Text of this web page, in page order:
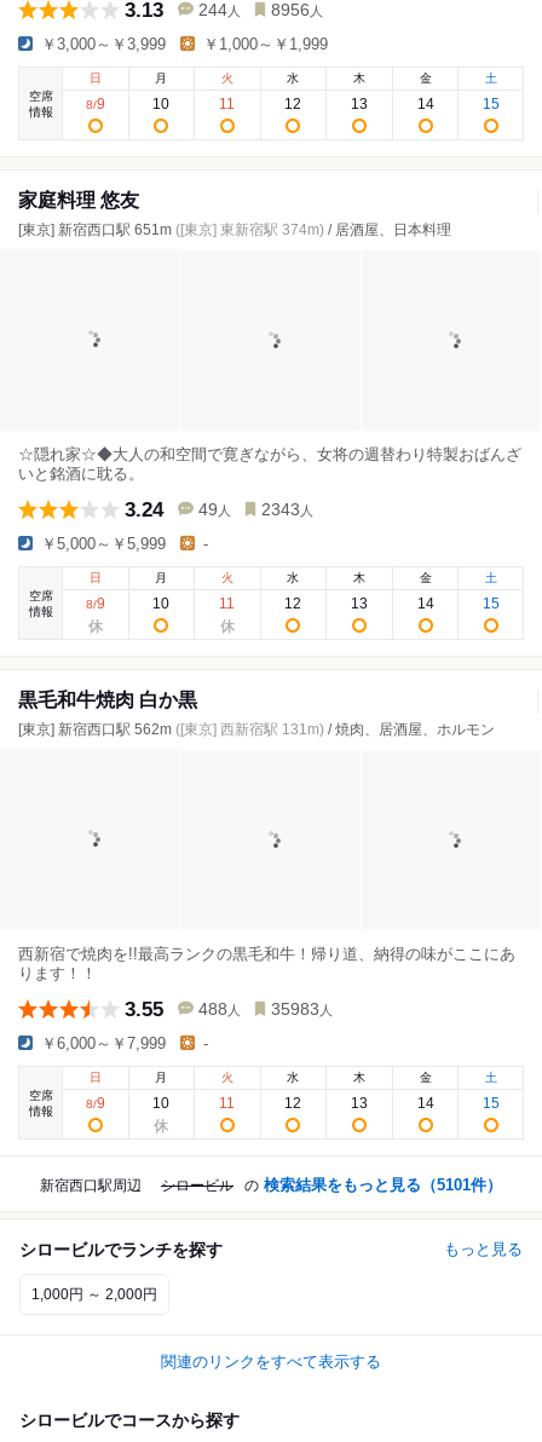
3.13 244 人 8956 人
￥3,000～￥3,999 ￥1,000～￥1,999
空席
情報
日
8/9
月
10
火
11
水
12
木
13
金
14
土
15
家庭料理 悠友
[東京] 新宿西口駅 651m ([東京] 東新宿駅 374m) / 居酒屋、日本料理
☆隠れ家☆◆大人の和空間で寛ぎながら、女将の週替わり特製おばんざ
いと銘酒に耽る。
3.24 49 人 2343 人
￥5,000～￥5,999 -
空席
情報
日
8/9
月
10
火
11
水
12
木
13
金
14
土
15
黒毛和牛焼肉 白か黒
[東京] 新宿西口駅 562m ([東京] 西新宿駅 131m) / 焼肉、居酒屋、ホルモン
西新宿で焼肉を!!最高ランクの黒毛和牛！帰り道、納得の味がここにあ
ります！！
3.55 488 人 35983 人
￥6,000～￥7,999 -
空席
情報
日
8/9
月
10
火
11
水
12
木
13
金
14
土
15
新宿西口駅周辺 シロービル の 検索結果をもっと見る（5101件）
シロービルでランチを探す もっと見る
1,000円 ～ 2,000円
関連のリンクをすべて表示する
シロービルでコースから探す